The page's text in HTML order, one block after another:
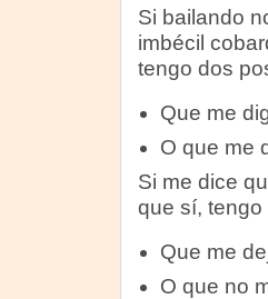
Si bailando
imbécil
tengo dos
Que me
O que me
Si me dice
que sí,
Que me
O que no